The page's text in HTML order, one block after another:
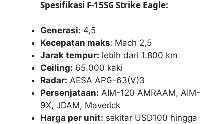
Spesifikasi F-15SG Strike Eagle:
Generasi: 4,5
Kecepatan maks: Mach 2,5
Jarak tempur: lebih dari 1.800 km
Ceiling: 65.000 kaki
Radar: AESA APG-63(V)3
Persenjataan: AIM-120 AMRAAM, AIM-
9X, JDAM, Maverick
Harga per unit: sekitar USD100 hingga